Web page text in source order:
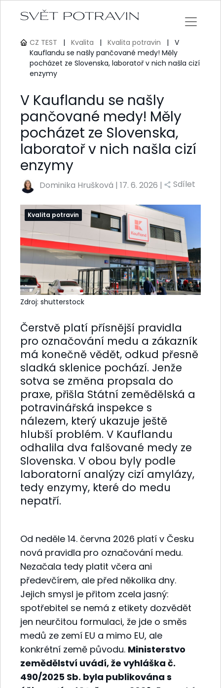
CZ TEST | Kvalita | Kvalita potravin |
V
Kauflandu se našly pančované medy! Měly
pocházet ze Slovenska, laboratoř v nich našla cizí
enzymy
V Kauflandu se našly
pančované medy! Měly
pocházet ze Slovenska,
laboratoř v nich našla cizí
enzymy
Dominika Hrušková | 17. 6. 2026 | Sdílet
Kvalita potravin
Zdroj: shutterstock
Čerstvě platí přísnější pravidla
pro označování medu a zákazník
má konečně vědět, odkud přesně
sladká sklenice pochází. Jenže
sotva se změna propsala do
praxe, přišla Státní zemědělská a
potravinářská inspekce s
nálezem, který ukazuje ještě
hlubší problém. V Kauflandu
odhalila dva falšované medy ze
Slovenska. V obou byly podle
laboratorní analýzy cizí amylázy,
tedy enzymy, které do medu
nepatří.
Od neděle 14. června 2026 platí v Česku
nová pravidla pro označování medu.
Nezačala tedy platit včera ani
předevčírem, ale před několika dny.
Jejich smysl je přitom zcela jasný:
spotřebitel se nemá z etikety dozvědět
jen neurčitou formulaci, že jde o směs
medů ze zemí EU a mimo EU, ale
konkrétní země původu. Ministerstvo
zemědělství uvádí, že vyhláška č.
490/2025 Sb. byla publikována s